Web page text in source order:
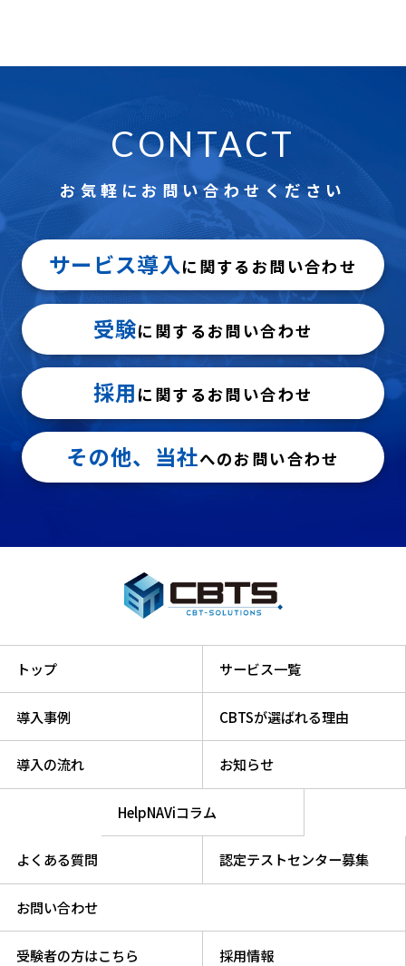
CONTACT
お気軽にお問い合わせください
サービス導入に関するお問い合わせ
受験に関するお問い合わせ
採用 に関するお問い合わせ
その他、当社へのお問い合わせ
トップ サービス一覧
導入事例 CBTSが選ばれる理由
導入の流れ お知らせ
HelpNAViコラム
よくある質問 認定テストセンター募集
お問い合わせ
受験者の方はこちら 採用情報